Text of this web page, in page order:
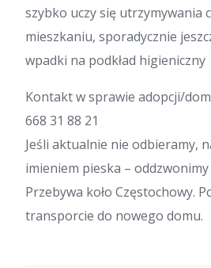
szybko uczy się utrzymywania
mieszkaniu, sporadycznie
wpadki na podkład higieniczny
Kontakt w sprawie adopcji/
668 31 88 21
Jeśli aktualnie nie odbieramy,
imieniem pieska –
Przebywa koło Częstochowy.
transporcie do nowego domu.